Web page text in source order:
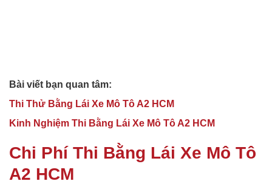
Bài viết bạn quan tâm:
Thi Thử Bằng Lái Xe Mô Tô A2 HCM
Kinh Nghiệm Thi Bằng Lái Xe Mô Tô A2 HCM
Chi Phí Thi Bằng Lái Xe Mô Tô
A2 HCM